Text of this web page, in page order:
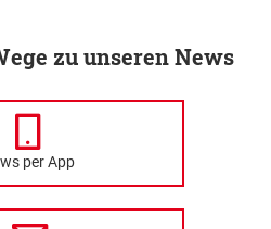
zu unseren News
per App